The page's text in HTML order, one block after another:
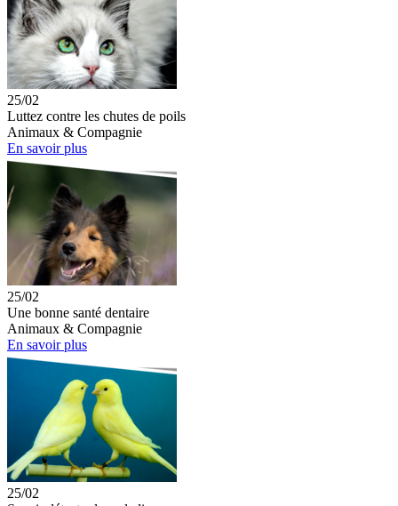
25/02
Luttez contre les chutes de poils
Animaux & Compagnie
En savoir plus
25/02
Une bonne santé dentaire
Animaux & Compagnie
En savoir plus
25/02